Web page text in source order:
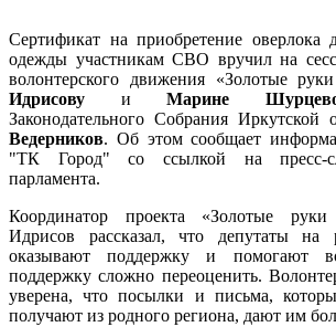
Сертификат на приобретение оверлока
одежды участникам СВО вручил на
волонтерского движения «Золотые
Идрисову и Марине
Законодательного Собрания Иркутской
Ведерников. Об этом сообщает
"ТК Город" со ссылкой на пресс-
парламента.
Координатор проекта «Золотые
Идрисов рассказал, что депутаты на
оказывают поддержку и помогают
поддержку сложно переоценить.
уверена, что посылки и письма,
получают из родного региона, дают им